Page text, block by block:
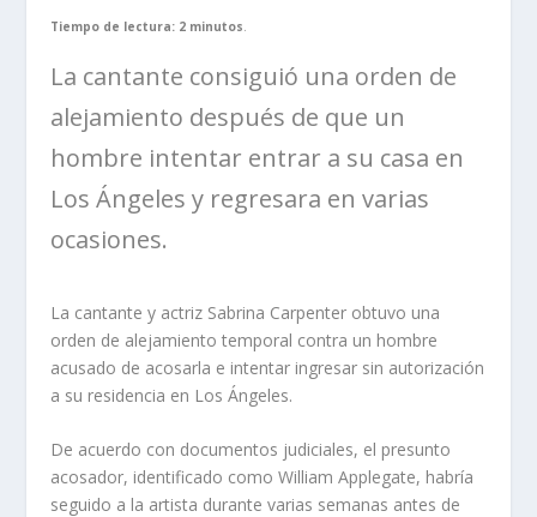
Tiempo de lectura: 2 minutos
La cantante consiguió una orden de
alejamiento después de que un
hombre intentar entrar a su casa en
Los Ángeles y regresara en varias
ocasiones.
La cantante y actriz Sabrina Carpenter obtuvo una
orden de alejamiento temporal contra un hombre
acusado de acosarla e intentar ingresar sin autorización
a su residencia en Los Ángeles.
De acuerdo con documentos judiciales, el presunto
acosador, identificado como William Applegate, habría
seguido a la artista durante varias semanas antes de